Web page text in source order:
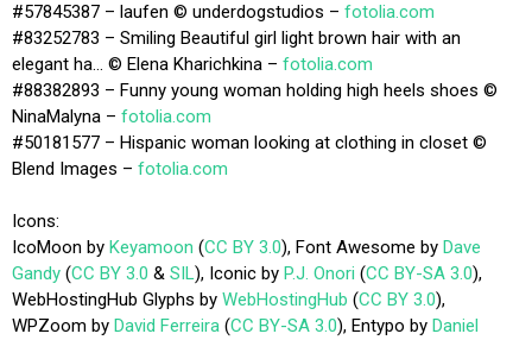
#57845387 – laufen © underdogstudios – fotolia.com
#83252783 – Smiling Beautiful girl light brown hair with an
elegant ha… © Elena Kharichkina – fotolia.com
#88382893 – Funny young woman holding high heels shoes ©
NinaMalyna – fotolia.com
#50181577 – Hispanic woman looking at clothing in closet ©
Blend Images – fotolia.com
Icons:
IcoMoon by Keyamoon (CC BY 3.0), Font Awesome by Dave
Gandy (CC BY 3.0 & SIL), Iconic by P.J. Onori (CC BY-SA 3.0),
WebHostingHub Glyphs by WebHostingHub (CC BY 3.0),
WPZoom by David Ferreira (CC BY-SA 3.0), Entypo by Daniel